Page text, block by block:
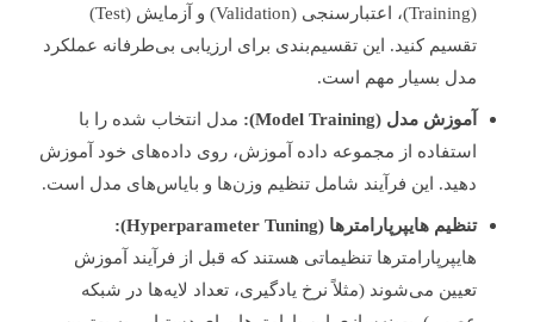
(Training)، اعتبارسنجی (Validation) و آزمایش (Test)
تقسیم کنید. این تقسیم‌بندی برای ارزیابی بی‌طرفانه عملکرد
مدل بسیار مهم است.
آموزش مدل (Model Training):
مدل انتخاب شده را با
استفاده از مجموعه داده آموزش، روی داده‌های خود آموزش
دهید. این فرآیند شامل تنظیم وزن‌ها و بایاس‌های مدل است.
تنظیم هایپرپارامترها (Hyperparameter Tuning):
هایپرپارامترها تنظیماتی هستند که قبل از فرآیند آموزش
تعیین می‌شوند (مثلاً نرخ یادگیری، تعداد لایه‌ها در شبکه